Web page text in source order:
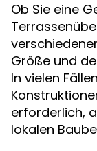
Ob Sie eine
Größe und
In vielen
erforderlich,
lokalen